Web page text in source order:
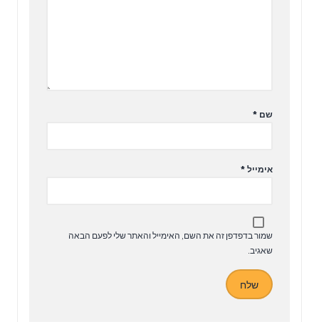
שם *
אימייל *
שמור בדפדפן זה את השם, האימייל והאתר שלי לפעם הבאה
שאגיב.